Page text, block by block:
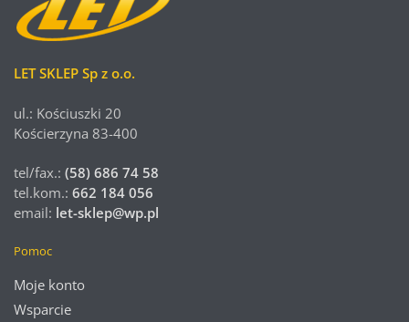
LET SKLEP Sp z o.o.
ul.: Kościuszki 20
Kościerzyna 83-400
tel/fax.: (58) 686 74 58
tel.kom.: 662 184 056
email: let-sklep@wp.pl
Pomoc
Moje konto
Wsparcie